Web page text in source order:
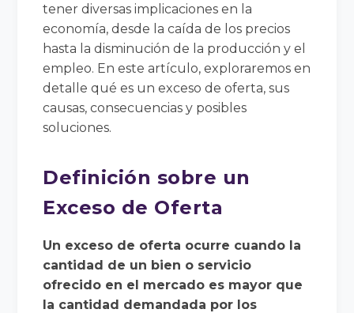
tener diversas implicaciones en la
economía, desde la caída de los precios
hasta la disminución de la producción y el
empleo. En este artículo, exploraremos en
detalle qué es un exceso de oferta, sus
causas, consecuencias y posibles
soluciones.
Definición sobre un
Exceso de Oferta
Un exceso de oferta ocurre cuando la
cantidad de un bien o servicio
ofrecido en el mercado es mayor que
la cantidad demandada por los